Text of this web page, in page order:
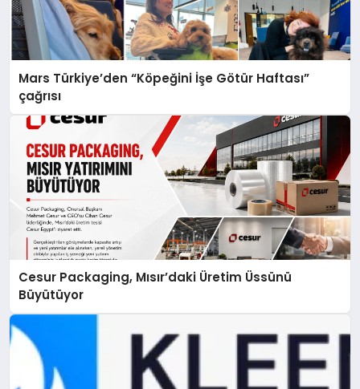
Mars Türkiye’den “Köpeğini İşe Götür Haftası”
çağrısı
Cesur Packaging, Mısır’daki Üretim Üssünü
Büyütüyor